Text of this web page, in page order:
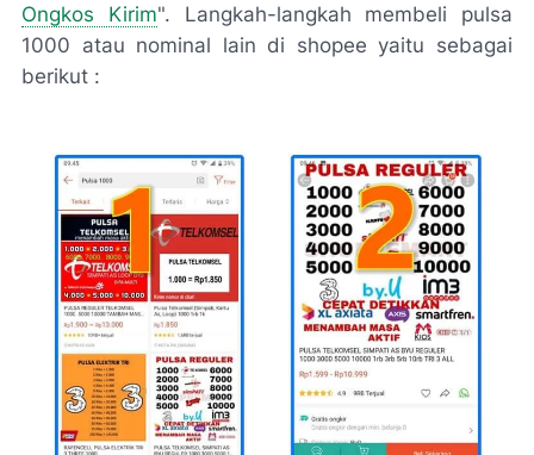
Ongkos Kirim". Langkah-langkah membeli pulsa
1000 atau nominal lain di shopee yaitu sebagai
berikut :